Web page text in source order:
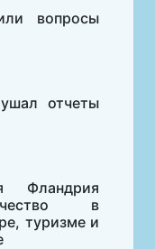
вопросы
отчеты
Фландрия
в
туризме и